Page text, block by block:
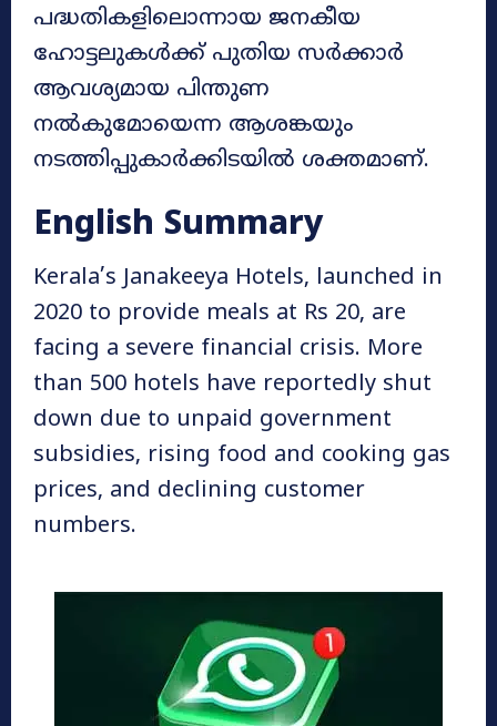
പദ്ധതികളിലൊന്നായ ജനകീയ
ഹോട്ടലുകൾക്ക് പുതിയ സർക്കാർ
ആവശ്യമായ പിന്തുണ
നൽകുമോയെന്ന ആശങ്കയും
നടത്തിപ്പുകാർക്കിടയിൽ ശക്തമാണ്.
English Summary
Kerala’s Janakeeya Hotels, launched in
2020 to provide meals at Rs 20, are
facing a severe financial crisis. More
than 500 hotels have reportedly shut
down due to unpaid government
subsidies, rising food and cooking gas
prices, and declining customer
numbers.